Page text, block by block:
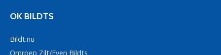
OK BILDTS
Bildt.nu
Omroep Zilt/Even Bildts